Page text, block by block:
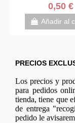
0,50 €
Añadir al
PRECIOS
Los precios y
para pedidos
tienda, tiene que
de entrega
pedido le